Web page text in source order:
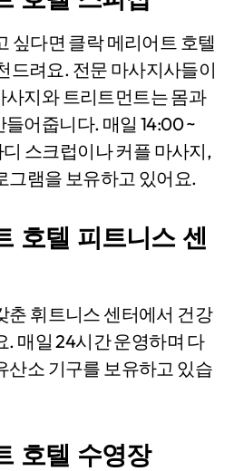
싶다면 클락 메리어트 호텔
드려요. 전문 마사지사들이
지와 트리트먼트는 몸과
어줍니다. 매일 14:00 ~
스크럽이나 커플 마사지,
그램을 보유하고 있어요.
호텔 피트니스 센
춘 휘트니스 센터에서 건강
. 매일 24시간 운영하며 다
산소 기구를 보유하고 있습
호텔 수영장